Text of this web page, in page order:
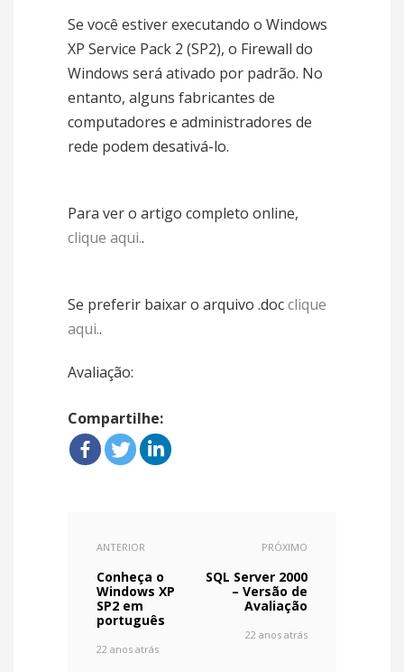
Se você estiver executando o Windows
XP Service Pack 2 (SP2), o Firewall do
Windows será ativado por padrão. No
entanto, alguns fabricantes de
computadores e administradores de
rede podem desativá-lo.
Para ver o artigo completo online,
clique aqui..
Se preferir baixar o arquivo .docclique
aqui..
Avaliação:
Compartilhe:
ANTERIOR
Conheça o
Windows XP
SP2 em
português
22 anos atrás
PRÓXIMO
SQL Server 2000
– Versão de
Avaliação
22 anos atrás